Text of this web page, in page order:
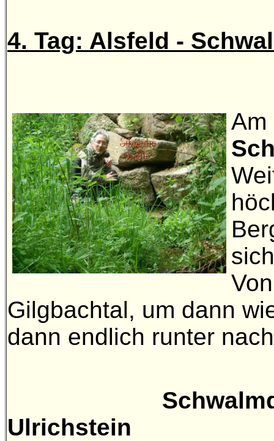
4. Tag: Alsfeld -
Am
Gilgbachtal, um dann
dann endlich runter
Ulrichstein